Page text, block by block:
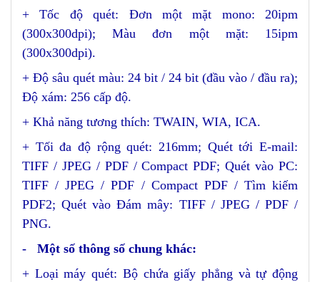
+ Tốc độ quét: Đơn một mặt mono: 20ipm
(300x300dpi); Màu đơn một mặt: 15ipm
(300x300dpi).
+ Độ sâu quét màu: 24 bit / 24 bit (đầu vào / đầu ra);
Độ xám: 256 cấp độ.
+ Khả năng tương thích: TWAIN, WIA, ICA.
+ Tối đa độ rộng quét: 216mm; Quét tới E-mail:
TIFF / JPEG / PDF / Compact PDF; Quét vào PC:
TIFF / JPEG / PDF / Compact PDF / Tìm kiếm
PDF2; Quét vào Đám mây: TIFF / JPEG / PDF /
PNG.
- Một số thông số chung khác:
+ Loại máy quét: Bộ chứa giấy phẳng và tự động